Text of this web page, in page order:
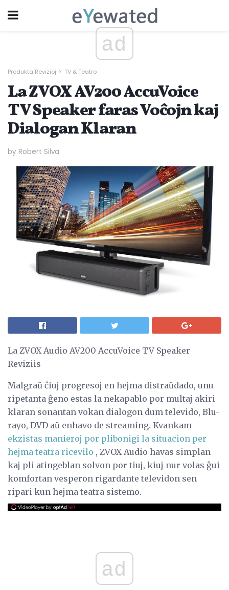
ad
Produkta Revizioj TV & Teatro
La ZVOX AV200 AccuVoice
TV Speaker faras Voĉojn kaj
Dialogan Klaran
by Robert Silva
La ZVOX Audio AV200 AccuVoice TV Speaker
Reviziis
Malgraŭ ĉiuj progresoj en hejma distraŭdado, unu
ripetanta ĝeno estas la nekapablo por multaj akiri
klaran sonantan vokan dialogon dum televido, Blu-
rayo, DVD aŭ enhavo de streaming. Kvankam
ekzistas manieroj por plibonigi la situacion per
hejma teatra ricevilo , ZVOX Audio havas simplan
kaj pli atingeblan solvon por tiuj, kiuj nur volas ĝui
komfortan vesperon rigardante televidon sen
ripari kun hejma teatra sistemo.
ad